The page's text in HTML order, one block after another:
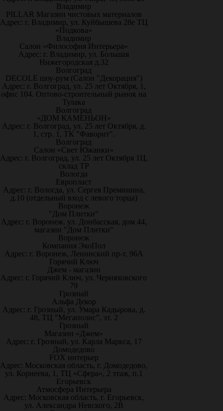
Владимир
PILLAR Магазин чистовых материалов
Адрес: г. Владимир, ул. Куйбышева 28е ТЦ
«Подкова»
Владимир
Салон «Философия Интерьера»
Адрес: г. Владимир, ул. Большая
Нижегородская д.32
Волгоград
DECOLE шоу-рум (Салон "Декорация")
Адрес: г. Волгоград, ул. 25 лет Октября, 1,
офис 104. Оптово-строительный рынок на
Тулака
Волгоград
«ДОМ КАМЕНЬОН»
Адрес: г. Волгоград, ул. 25 лет Октября, д.
1, стр. 1, ТК "Фаворит".
Волгоград
Салон «Свет Южанки»
Адрес: г. Волгоград, ул. 25 лет Октября 1Ц,
склад ТР
Вологда
Европласт
Адрес: г. Вологда, ул. Сергея Преминина,
д.10 (отдельный вход с левого торца)
Воронеж
"Дом Плитки"
Адрес: г. Воронеж. ул. Донбасская, дом 44,
магазин "Дом Плитки"
Воронеж
Компания ЭкоПол
Адрес: г. Воронеж, Ленинский пр-т, 96А
Горячий Ключ
Джем - магазин
Адрес: г. Горячий Ключ, ул. Черняховского
79
Грозный
Альфа Декор
Адрес: г. Грозный, ул. Умара Кадырова, д.
48, ТЦ "Мегаполис", эт. 2
Грозный
Магазин «Джем»
Адрес: г. Грозный, ул. Карла Маркса, 17
Домодедово
FOX интерьер
Адрес: Московская область, г. Домодедово,
ул. Корнеева, 1, ТЦ «Сфера», 2 этаж, п.1
Егорьевск
Атмосфера Интерьера
Адрес: Московская область, г. Егорьевск,
ул. Александра Невского, 2В